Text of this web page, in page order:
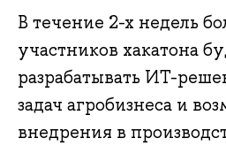
В течение 2-х недель
участников хакатона
разрабатывать ИТ-
задач агробизнеса и
внедрения в